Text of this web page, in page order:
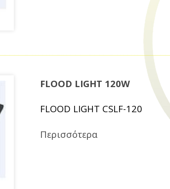
FLOOD LIGHT 120W
FLOOD LIGHT CSLF-120
Περισσότερα